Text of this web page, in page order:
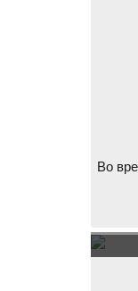
Во